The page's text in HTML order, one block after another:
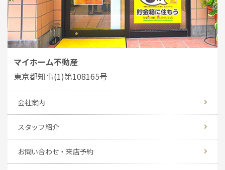
マイホーム不動産
東京都知事(1)第108165号
会社案内
スタッフ紹介
お問い合わせ・来店予約